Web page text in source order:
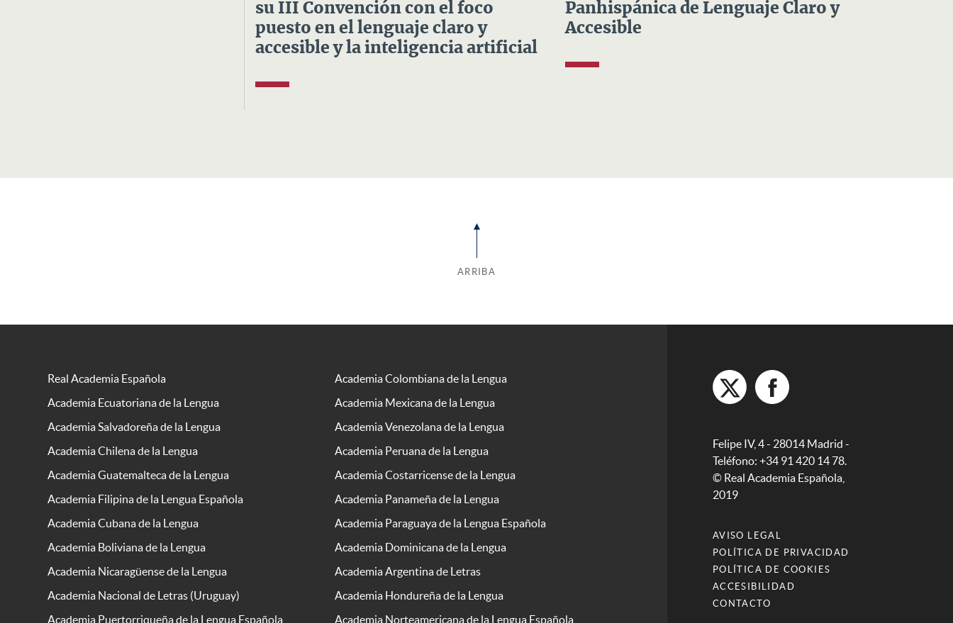
su III Convención con el foco
puesto en el lenguaje claro y
accesible y la inteligencia artificial
Panhispánica de Lenguaje Claro y
Accesible
ARRIBA
Real Academia Española
Academia Colombiana de la Lengua
Academia Ecuatoriana de la Lengua
Academia Mexicana de la Lengua
Academia Salvadoreña de la Lengua
Academia Venezolana de la Lengua
Academia Chilena de la Lengua
Academia Peruana de la Lengua
Academia Guatemalteca de la Lengua
Academia Costarricense de la Lengua
Academia Filipina de la Lengua Española
Academia Panameña de la Lengua
Academia Cubana de la Lengua
Academia Paraguaya de la Lengua Española
Academia Boliviana de la Lengua
Academia Dominicana de la Lengua
Academia Nicaragüense de la Lengua
Academia Argentina de Letras
Academia Nacional de Letras (Uruguay)
Academia Hondureña de la Lengua
Academia Puertorriqueña de la Lengua Española
Academia Norteamericana de la Lengua Española
Felipe IV, 4 - 28014 Madrid -
Teléfono: +34 91 420 14 78.
© Real Academia Española,
2019
AVISO LEGAL
POLÍTICA DE PRIVACIDAD
POLÍTICA DE COOKIES
ACCESIBILIDAD
CONTACTO